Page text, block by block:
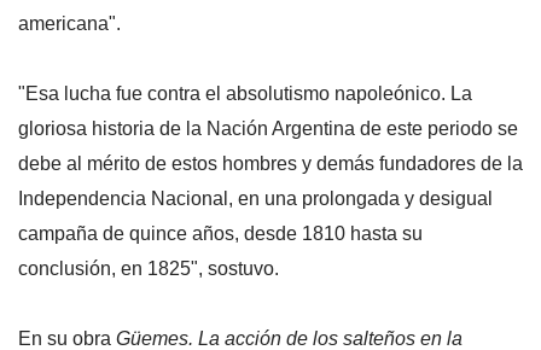
americana".
"Esa lucha fue contra el absolutismo napoleónico. La
gloriosa historia de la Nación Argentina de este periodo se
debe al mérito de estos hombres y demás fundadores de la
Independencia Nacional, en una prolongada y desigual
campaña de quince años, desde 1810 hasta su
conclusión, en 1825", sostuvo.
En su obra Güemes. La acción de los salteños en la